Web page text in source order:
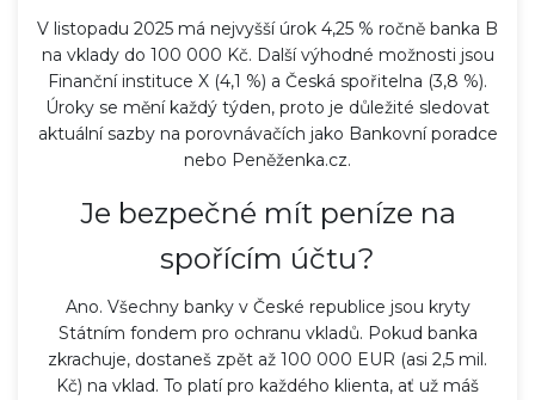
V listopadu 2025 má nejvyšší úrok 4,25 % ročně banka B
na vklady do 100 000 Kč. Další výhodné možnosti jsou
Finanční instituce X (4,1 %) a Česká spořitelna (3,8 %).
Úroky se mění každý týden, proto je důležité sledovat
aktuální sazby na porovnávačích jako Bankovní poradce
nebo Peněženka.cz.
Je bezpečné mít peníze na
spořícím účtu?
Ano. Všechny banky v České republice jsou kryty
Státním fondem pro ochranu vkladů. Pokud banka
zkrachuje, dostaneš zpět až 100 000 EUR (asi 2,5 mil.
Kč) na vklad. To platí pro každého klienta, ať už máš